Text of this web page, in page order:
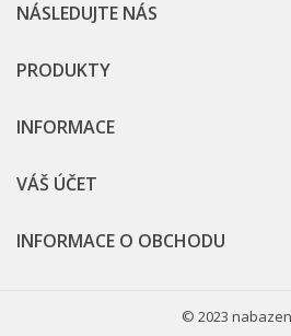
NÁSLEDUJTE NÁS
PRODUKTY
INFORMACE
VÁŠ ÚČET
INFORMACE O OBCHODU
© 2023